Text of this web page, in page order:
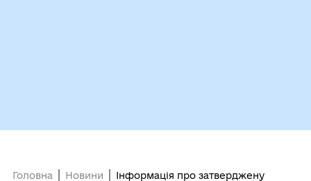
Головна Новини
Інформація про затверджену